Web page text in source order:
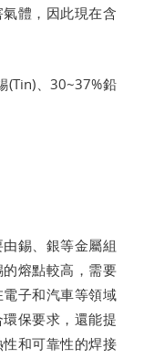
體，因此現在含
(Tin)、30~37%鉛
錫、銀等金屬組
熔點較高，需要
子和汽車等領域
保要求，還能提
和可靠性的焊接